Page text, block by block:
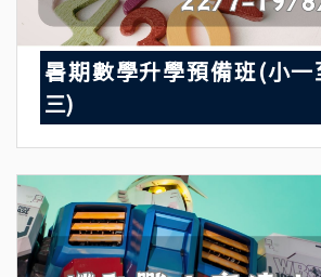
暑期數學升學預備班(小一
三)